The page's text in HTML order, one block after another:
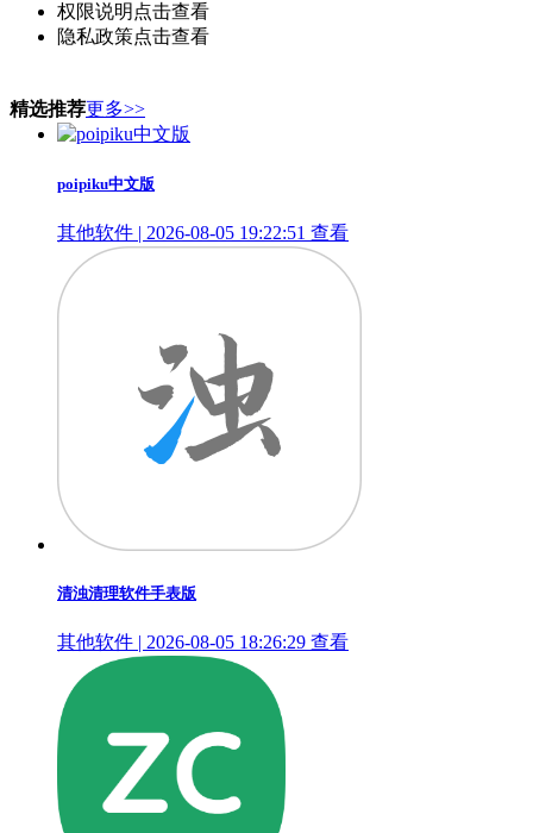
权限说明 点击查看
隐私政策点击查看
精选推荐更多>>
poipiku中文版
其他软件 | 2026-08-05 19:22:51 查看
清浊清理软件手表版
其他软件 | 2026-08-05 18:26:29 查看